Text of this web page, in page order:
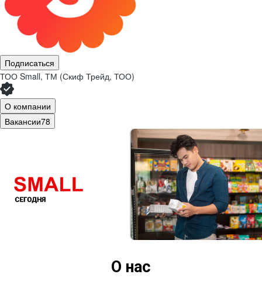
Подписаться
ТОО Small, ТМ (Скиф Трейд, ТОО)
О компании
Вакансии78
О нас